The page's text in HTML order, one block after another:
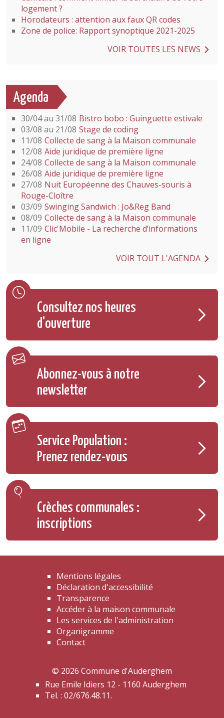
logement ?
Horodateurs : attention aux faux QR codes
Zone de police: Rapport synoptique 2021-2025
VOIR TOUTES LES NEWS
Agenda
30/04 au 31/08 Bistro bobo : Guinguette estivale
03/08 au 21/08 Stage de coding
11/08 Collecte de sang à la Maison communale
12/08 Aide juridique de première ligne
24/08 Collecte de sang à la Maison communale
26/08 Aide juridique de première ligne
27/08 Nuit Européenne des Chauves-souris à
Rouge-Cloître
03/09 Swinging Sandwich : Jo&Reg Band
08/09 Collecte de sang à la Maison communale
11/09 Clic'Mobile - La recherche d’informations
en ligne
VOIR TOUT L'AGENDA
Consultez nos heures
d'ouverture
Abonnez-vous à notre
newsletter
Service Population :
Prenez rendez-vous
Crèches communales :
inscriptions
Mentions légales
Déclaration d'accessibilité
Transparence
Accéder à la maison communale
Les services de l'administration
Organigramme
Contact
© 2026 Commune d'Auderghem
Rue Emile Idiers 12 - 1160 Auderghem
Tel. : 02/676.48.11.